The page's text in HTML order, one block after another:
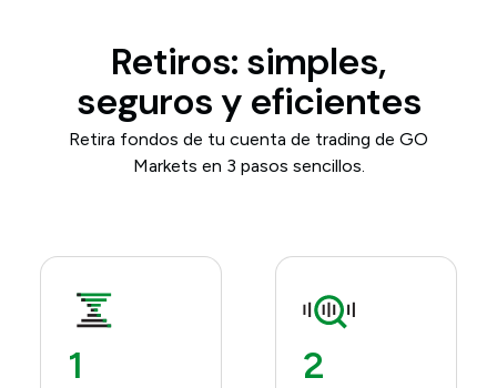
Retiros: simples,
seguros y eficientes
Retira fondos de tu cuenta de trading de GO
Markets en 3 pasos sencillos.
1 2